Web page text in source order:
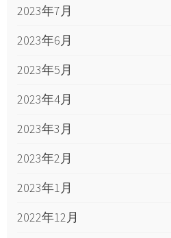
2023年7月
2023年6月
2023年5月
2023年4月
2023年3月
2023年2月
2023年1月
2022年12月